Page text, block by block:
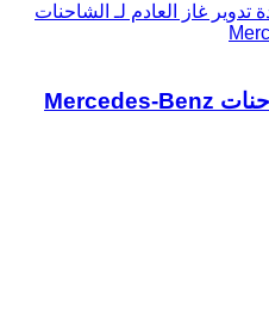
تدوير غاز العادم لـ الشاحنات
إعادة تدوير غاز العادم لـ الشاحنات Mercedes-Benz